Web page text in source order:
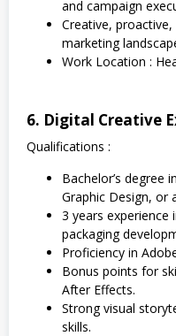
and campaign
Creative,
marketing
Work Location :
6. Digital Creative
Qualifications :
Bachelor’s degree
Graphic Design, or
3 years experience
packaging
Proficiency in
Bonus points for
After Effects.
Strong visual
skills.